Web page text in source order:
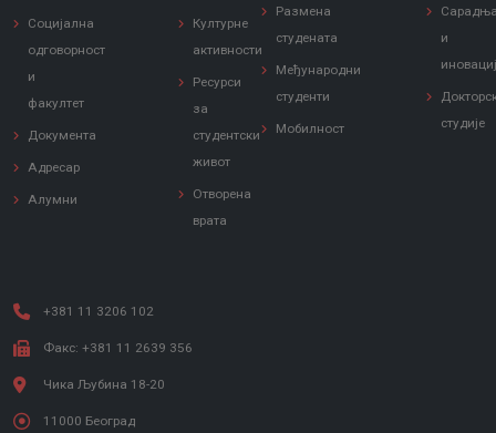
Социјална
одговорност
и
факултет
Документа
Адресар
Алумни
Културне
активности
Ресурси
за
студентски
живот
Отворена
врата
Размена
студената
Међународни
студенти
Мобилност
и
студије
+381 11 3206 102
Факс: +381 11 2639 356
Чика Љубина 18-20
11000 Београд